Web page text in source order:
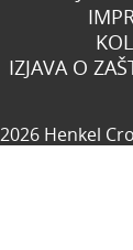
IZJAVA O
Henkel